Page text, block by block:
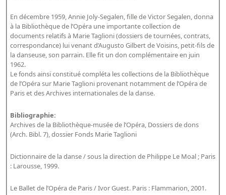
L'histoire de la BnF en objets
Explorer
Organigrammes de la bibliothèque
Rapports d'activité de la Bibliothèque
Répertoire
Répertoire des catalogues d'expositions
Répertoire des catalogues
Publications
Guides des sources publiés
En décembre 1959, Annie Joly-Segalen, fille de Victor Segalen, donna
à la Bibliothèque de l’Opéra une importante collection de
documents relatifs à Marie Taglioni (dossiers de tournées, contrats,
correspondance) lui venant d’Augusto Gilbert de Voisins, petit-fils de
la danseuse, son parrain. Elle fit un don complémentaire en juin
1962.
Le fonds ainsi constitué compléta les collections de la Bibliothèque
de l’Opéra sur Marie Taglioni provenant notamment de l’Opéra de
Paris et des Archives internationales de la danse.
Bibliographie:
Archives de la Bibliothèque-musée de l’Opéra, Dossiers de dons
(Arch. Bibl. 7), dossier Fonds Marie Taglioni
Dictionnaire de la danse / sous la direction de Philippe Le Moal ; Paris
: Larousse, 1999.
Le Ballet de l’Opéra de Paris / Ivor Guest. Paris : Flammarion, 2001.